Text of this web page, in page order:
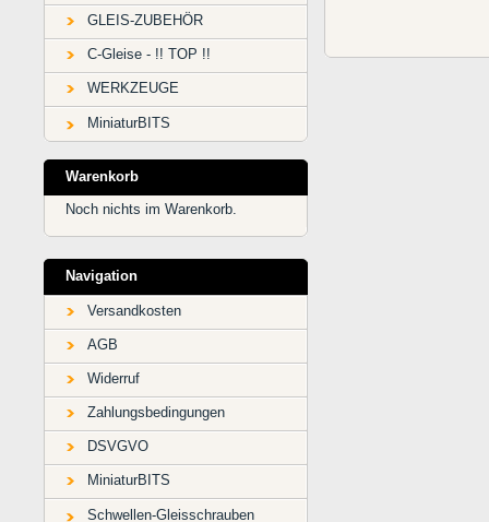
GLEIS-ZUBEHÖR
C-Gleise - !! TOP !!
WERKZEUGE
MiniaturBITS
Warenkorb
Noch nichts im Warenkorb.
Navigation
Versandkosten
AGB
Widerruf
Zahlungsbedingungen
DSVGVO
MiniaturBITS
Schwellen-Gleisschrauben